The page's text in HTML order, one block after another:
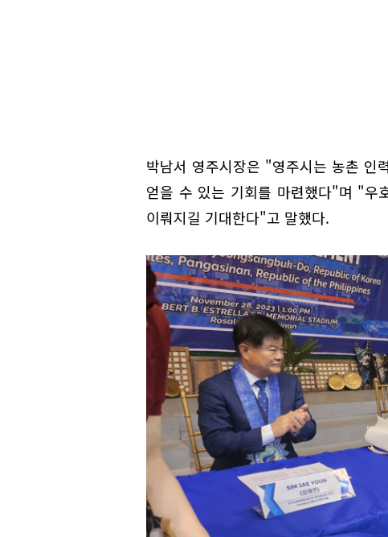
박남서 영주시장은 "영주시는 농촌 인
얻을 수 있는 기회를 마련했다"며 "우
이뤄지길 기대한다"고 말했다.